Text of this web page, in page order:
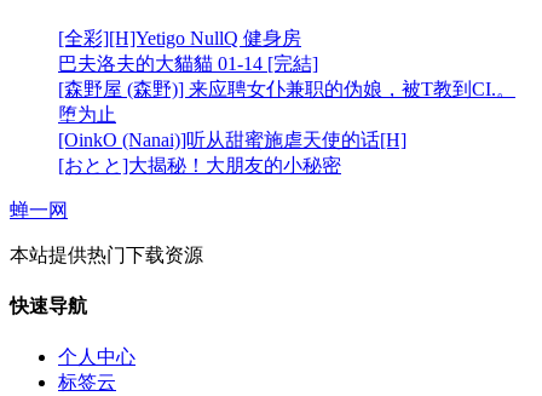
[全彩][H]Yetigo NullQ 健身房
巴夫洛夫的大貓貓 01-14 [完結]
[森野屋 (森野)] 来应聘女仆兼职的伪娘，被T教到CI.。
堕为止
[OinkO (Nanai)]听从甜蜜施虐天使的话[H]
[おとと]大揭秘！大朋友的小秘密
蝉一网
本站提供热门下载资源
快速导航
个人中心
标签云